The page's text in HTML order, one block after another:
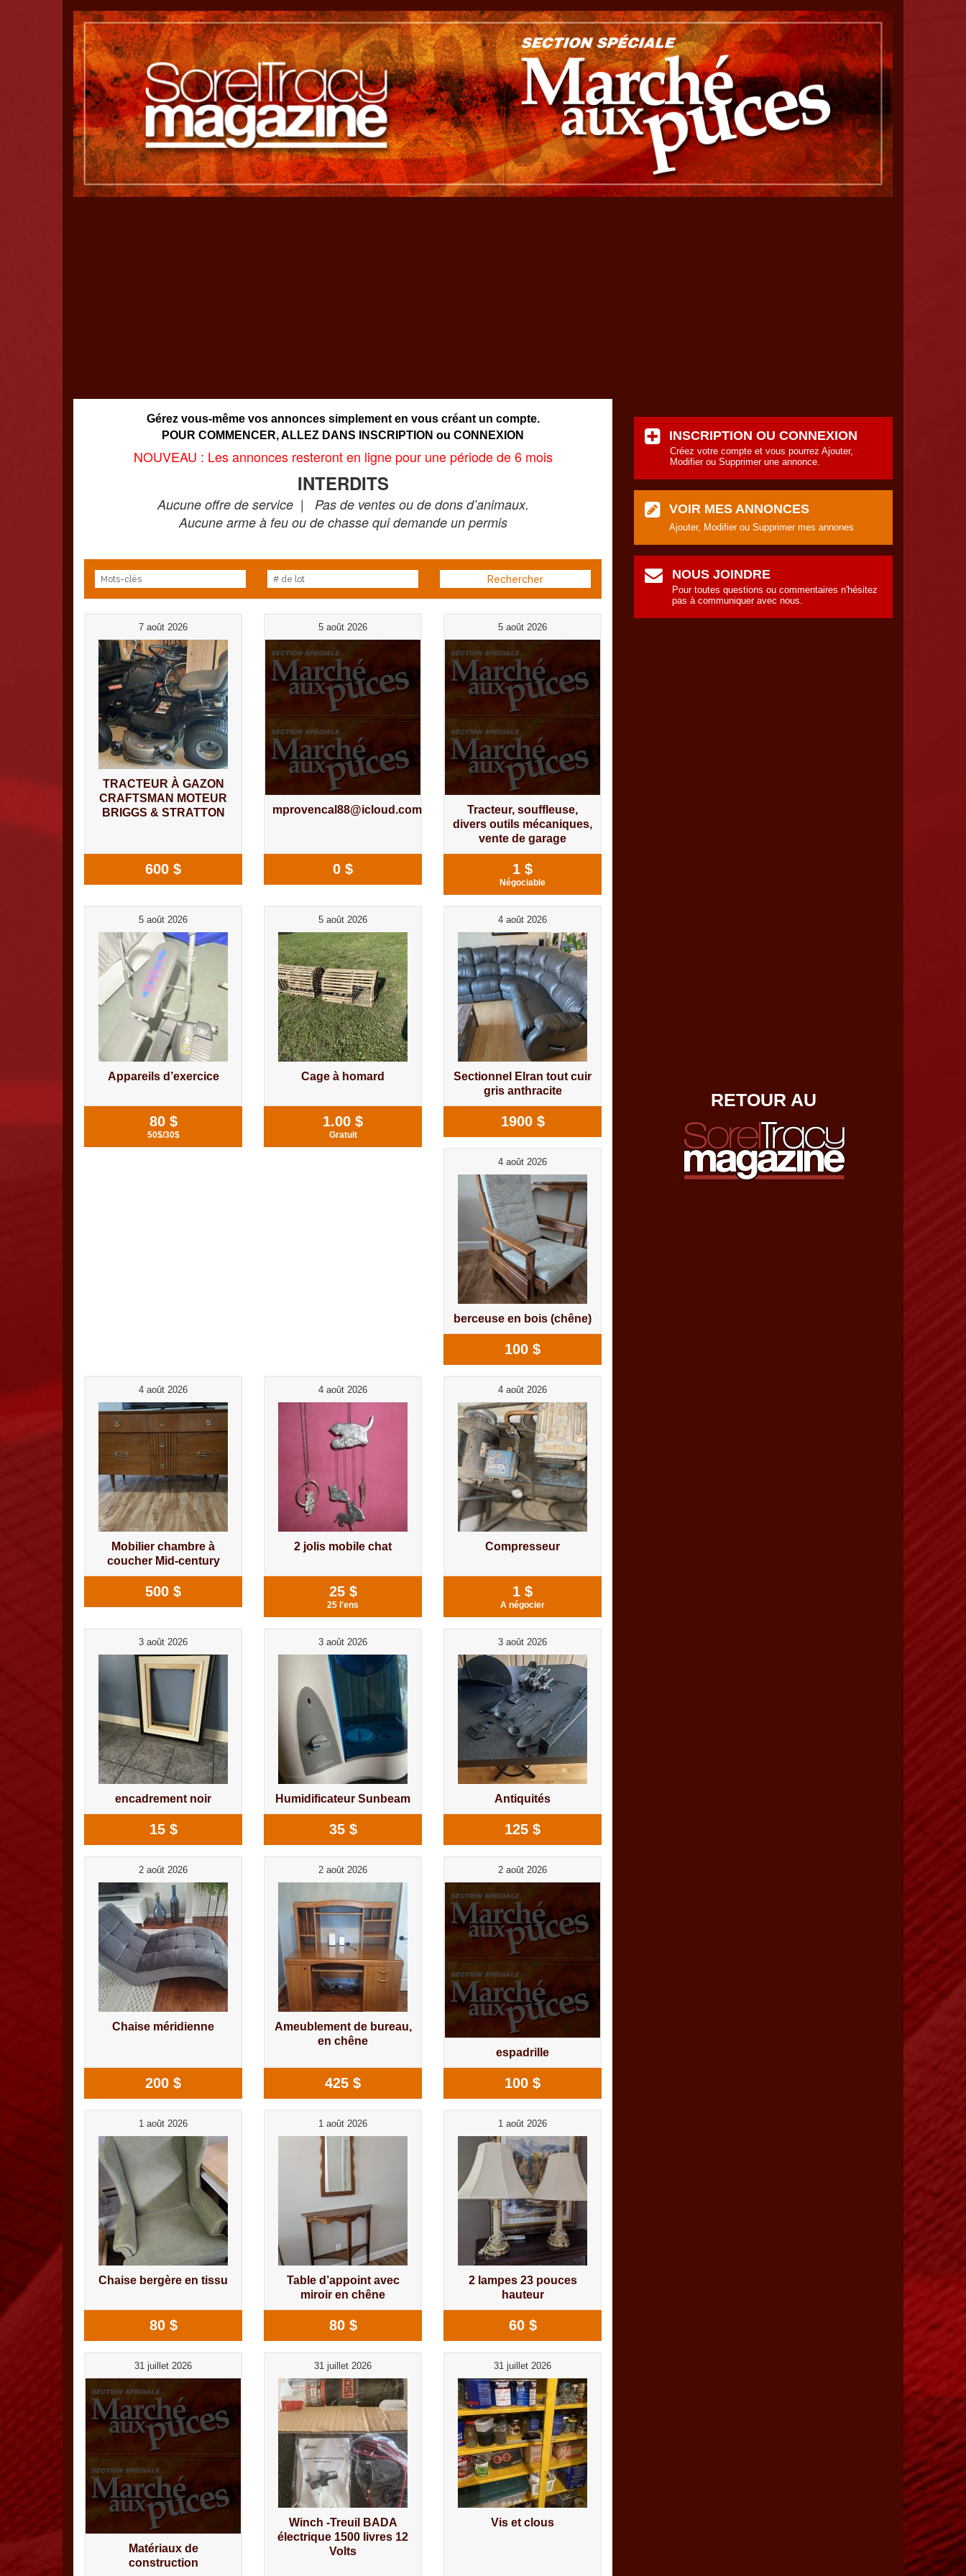
Gérez vous-même vos annonces simplement en vous créant un compte.
POUR COMMENCER, ALLEZ DANS
INSCRIPTION ou CONNEXION
NOUVEAU : Les annonces resteront en ligne pour une période de 6 mois
INTERDITS
Aucune offre de service | Pas de ventes ou de dons d’animaux.
Aucune arme à feu ou de chasse qui demande un permis
7 août 2026
TRACTEUR À GAZON
CRAFTSMAN MOTEUR
BRIGGS & STRATTON
600 $
5 août 2026
mprovencal88@icloud.com
0 $
5 août 2026
Tracteur, souffleuse,
divers outils mécaniques,
vente de garage
1 $
Négociable
5 août 2026
Appareils d’exercice
80 $
50$/30$
5 août 2026
Cage à homard
1.00 $
Gratuit
4 août 2026
Sectionnel Elran tout cuir
gris anthracite
1900 $
4 août 2026
berceuse en bois (chêne)
100 $
4 août 2026
Mobilier chambre à
coucher Mid-century
500 $
4 août 2026
2 jolis mobile chat
25 $
25 l'ens
4 août 2026
Compresseur
1 $
A négocier
3 août 2026
encadrement noir
15 $
3 août 2026
Humidificateur Sunbeam
35 $
3 août 2026
Antiquités
125 $
2 août 2026
Chaise méridienne
200 $
2 août 2026
Ameublement de bureau,
en chêne
425 $
2 août 2026
espadrille
100 $
1 août 2026
Chaise bergère en tissu
80 $
1 août 2026
Table d’appoint avec
miroir en chêne
80 $
1 août 2026
2 lampes 23 pouces
hauteur
60 $
31 juillet 2026
Matériaux de
construction
31 juillet 2026
Winch -Treuil BADA
électrique 1500 livres 12
Volts
31 juillet 2026
Vis et clous
INSCRIPTION OU CONNEXION
Créez votre compte et vous pourrez Ajouter,
Modifier ou Supprimer une annonce.
VOIR MES ANNONCES
Ajouter, Modifier ou Supprimer mes annones
NOUS JOINDRE
Pour toutes questions ou commentaires n'hésitez
pas à communiquer avec nous.
RETOUR AU